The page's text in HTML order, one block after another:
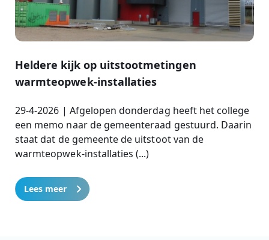
Heldere kijk op uitstootmetingen
warmteopwek-installaties
29-4-2026 | Afgelopen donderdag heeft het college
een memo naar de gemeenteraad gestuurd. Daarin
staat dat de gemeente de uitstoot van de
warmteopwek-installaties (...)
Lees meer